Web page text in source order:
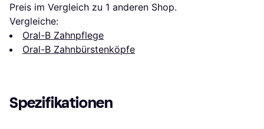
Preis im Vergleich zu 1 anderen Shop.
Vergleiche:
Oral-B Zahnpflege
Oral-B Zahnbürstenköpfe
Spezifikationen